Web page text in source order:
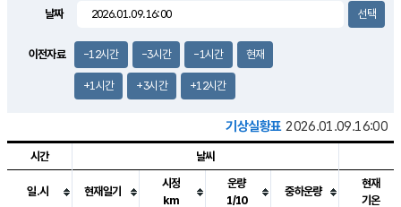
2.0m/s
날짜
이전자료 -12시간 -3시간 -1시간 현재
+1시간 +3시간 +12시간
기상실황표 2026.01.09.16:00
시간 날씨
일.시 현재일기
시정
km
운량
1/10
중하운량
현재
기온